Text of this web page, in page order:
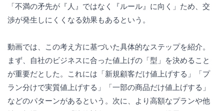
「不満の矛先が『人』ではなく『ルール』に向く」ため、交
渉が発生しにくくなる効果もあるという。
動画では、この考え方に基づいた具体的なステップを紹介。
まず、自社のビジネスに合った値上げの「型」を決めること
が重要だとした。これには「新規顧客だけ値上げする」「プ
ラン分けで実質値上げする」「一部の商品だけ値上げする」
などのパターンがあるという。次に、より高額なプランや他